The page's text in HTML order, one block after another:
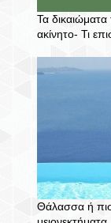
Τα δικαιώματα
ακίνητο- Τι
Θάλασσα ή